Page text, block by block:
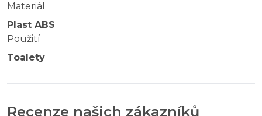
Materiál
Plast ABS
Použití
Toalety
Recenze našich zákazníků